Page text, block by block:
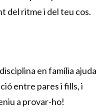
del ritme i del teu cos.
en família ajuda
entre pares i fills, i
a provar-ho!